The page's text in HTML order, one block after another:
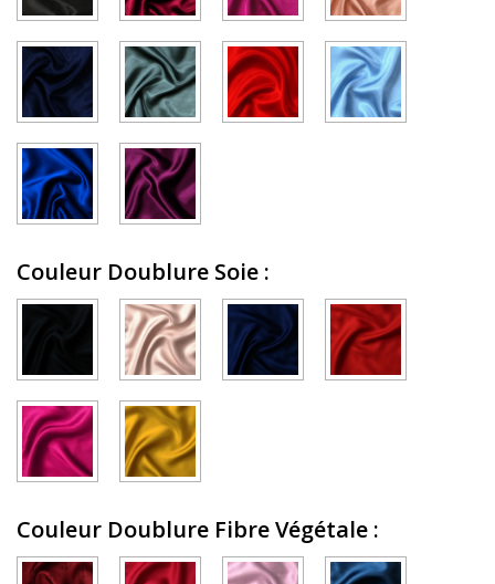
Couleur Doublure Soie :
Couleur Doublure Fibre Végétale :